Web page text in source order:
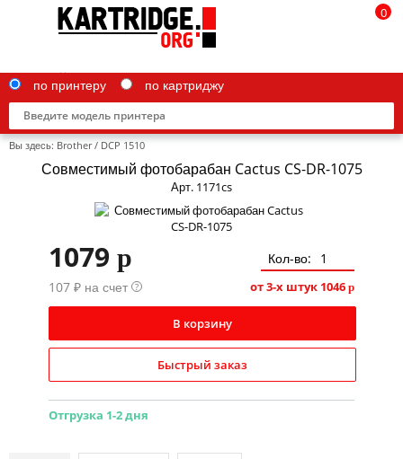
Canon
Epson
HP
IBM
Kodak
по принтеру по картриджу
0
Вы здесь: Brother / DCP 1510
Совместимый фотобарабан Cactus CS-DR-1075
Арт. 1171cs
1079 p
Кол-во:
107 ₽ на счет ? от 3-х штук 1046 p
В корзину
Быстрый заказ
Отгрузка 1-2 дня